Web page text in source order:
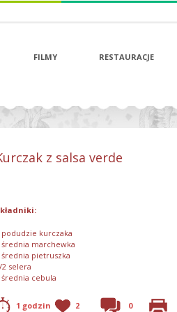
FILMY RESTAURACJE
z salsa verde
podudzie kurczaka
średnia marchewka
średnia pietruszka
2 selera
średnia cebula
białego wina wytrawnego
1 godzin 2 0